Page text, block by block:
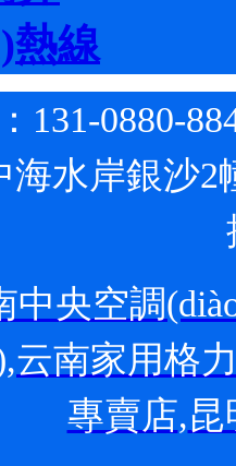
熱線
131-0880-
海水岸銀沙2
中央空調
,云南家用格
專賣店,昆